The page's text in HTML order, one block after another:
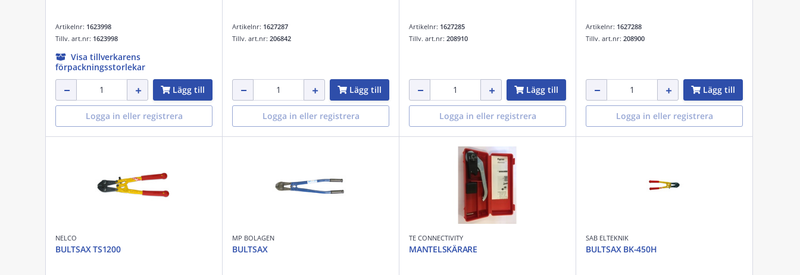
Artikelnr: 1623998
Tillv. art.nr: 1623998
Visa tillverkarens
förpackningsstorlekar
Lägg till
Logga in eller registrera
Artikelnr: 1627287
Tillv. art.nr: 206842
Lägg till
Logga in eller registrera
Artikelnr: 1627285
Tillv. art.nr: 208910
Lägg till
Logga in eller registrera
Artikelnr: 1627288
Tillv. art.nr: 208900
Lägg till
Logga in eller registrera
NELCO
BULTSAX TS1200
MP BOLAGEN
BULTSAX
TE CONNECTIVITY
MANTELSKÄRARE
SAB ELTEKNIK
BULTSAX BK-450H